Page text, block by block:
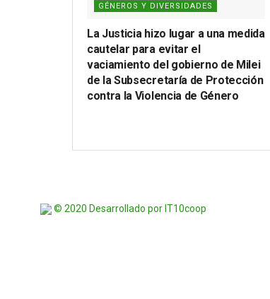
GÉNEROS Y DIVERSIDADES
La Justicia hizo lugar a una medida
cautelar para evitar el
vaciamiento del gobierno de Milei
de la Subsecretaría de Protección
contra la Violencia de Género
© 2020 Desarrollado por IT10coop